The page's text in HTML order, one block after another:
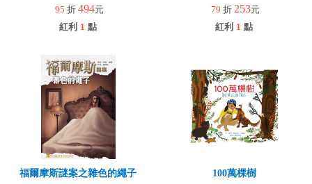
95 折 494元
紅利 1 點
79 折 253元
紅利 1 點
福爾摩斯謎案之雜色的繩子
100萬棵樹